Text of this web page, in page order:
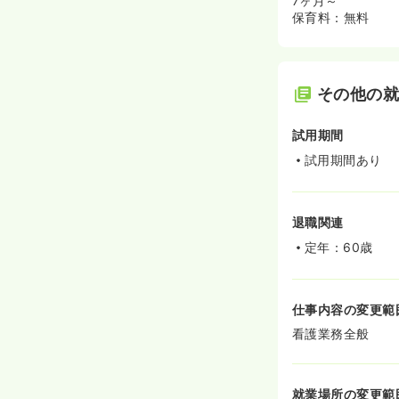
保育料：無料
その他の
試用期間
試用期間あり
退職関連
定年：60歳
仕事内容の変更範
看護業務全般
就業場所の変更範